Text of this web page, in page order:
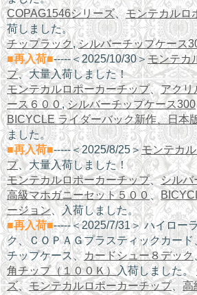
COPAG1546シリーズ、モンテカルロ
荷しました。
チップラック,シルバーチップケース
■再入荷■-----＜2025/10/30＞モンテカ
プ、大量入荷しました！
モンテカルロポーカーチップ、アクリ
ース６００ ,シルバーチップケース300
BICYCLE ライダーバック新作、日本
ました。
■再入荷■-----＜2025/8/25＞モンテカ
プ、大量入荷しました！
モンテカルロポーカーチップ、シルバ
高級マホガニーセット５００、
ージョン、入荷しました。
■再入荷■-----＜2025/7/31＞ ハイロー
ク、ＣＯＰＡＧプラスティックカー
チップケース、 カードシュー８デック
角チップ（１００Ｋ）入荷しました。
ズ、モンテカルロポーカーチップ、高